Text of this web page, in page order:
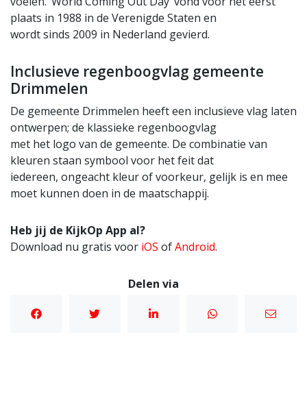
plaats in 1988 in de Verenigde Staten en
wordt sinds 2009 in Nederland gevierd.
Inclusieve regenboogvlag gemeente
Drimmelen
De gemeente Drimmelen heeft een inclusieve vlag laten
ontwerpen; de klassieke regenboogvlag
met het logo van de gemeente. De combinatie van
kleuren staan symbool voor het feit dat
iedereen, ongeacht kleur of voorkeur, gelijk is en mee
moet kunnen doen in de maatschappij.
Heb jij de KijkOp App al?
Download nu gratis voor iOS ofAndroid.
Delen via